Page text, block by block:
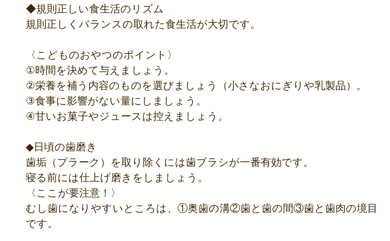
◆規則正しい食生活のリズム
規則正しくバランスの取れた食生活が大切です。
〈こどものおやつのポイント〉
①時間を決めて与えましょう。
②栄養を補う内容のものを選びましょう（小さなおにぎりや乳製品）。
③食事に影響がない量にしましょう。
④甘いお菓子やジュースは控えましょう。
◆日頃の歯磨き
歯垢（プラーク）を取り除くには歯ブラシが一番有効です。
寝る前には仕上げ磨きをしましょう。
〈ここが要注意！〉
むし歯になりやすいところは、①奥歯の溝②歯と歯の間③歯と歯肉の境目
です。